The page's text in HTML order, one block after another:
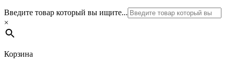
Введите товар который вы ищите...
×
Корзина